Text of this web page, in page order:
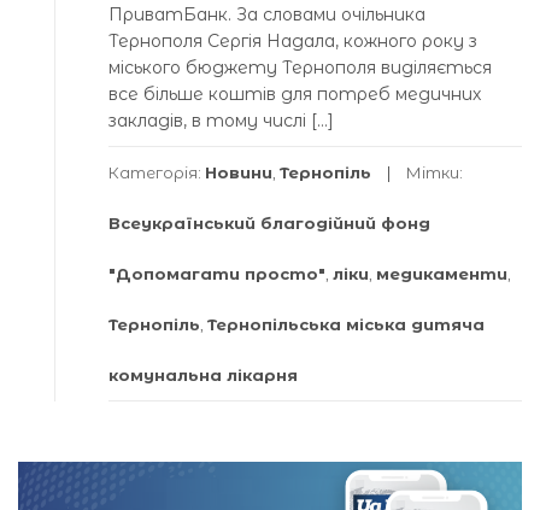
ПриватБанк. За словами очільника
Тернополя Сергія Надала, кожного року з
міського бюджету Тернополя виділяється
все більше коштів для потреб медичних
закладів, в тому числі […]
Категорія: Новини Тернопіль Мітки:
Всеукраїнський благодійний фонд
"Допомагати просто" ліки медикаменти
Тернопіль Тернопільська міська дитяча
комунальна лікарня